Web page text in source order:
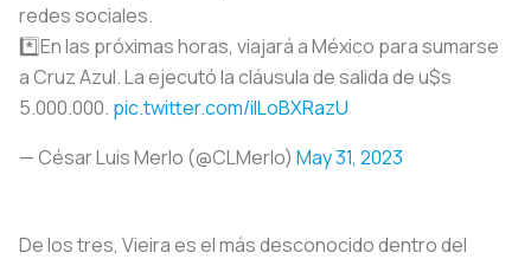
redes sociales.
*️⃣En las próximas horas, viajará a México para sumarse
a Cruz Azul. La ejecutó la cláusula de salida de u$s
5.000.000. pic.twitter.com/iILoBXRazU
— César Luis Merlo (@CLMerlo) May 31, 2023
De los tres, Vieira es el más desconocido dentro del